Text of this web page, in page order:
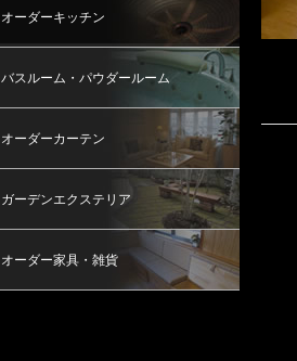
オーダーキッチン
バスルーム・パウダールーム
オーダーカーテン
ガーデンエクステリア
オーダー家具・雑貨